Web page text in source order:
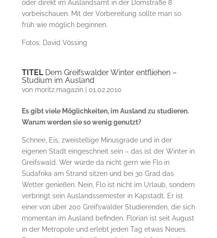
oder direkt im Auslandsamt in der Domstraße 8
vorbeischauen. Mit der Vorbereitung sollte man so
früh wie möglich beginnen.
Fotos: David Vössing
TITEL Dem Greifswalder Winter entfliehen –
Studium im Ausland
von moritz.magazin| 01.02.2010
Es gibt viele Möglichkeiten, im Ausland zu studieren.
Warum werden sie so wenig genutzt?
Schnee, Eis, zweistellige Minusgrade und in der
eigenen Stadt eingeschneit sein – das ist der Winter in
Greifswald. Wer würde da nicht gern wie Flo in
Südafrika am Strand sitzen und bei 30 Grad das
Wetter genießen. Nein, Flo ist nicht im Urlaub, sondern
verbringt sein Auslandssemester in Kapstadt. Er ist
einer von über 200 Greifswalder Studierenden, die sich
momentan im Ausland befinden. Florian ist seit August
in der Metropole und erlebt jeden Tag etwas Neues.